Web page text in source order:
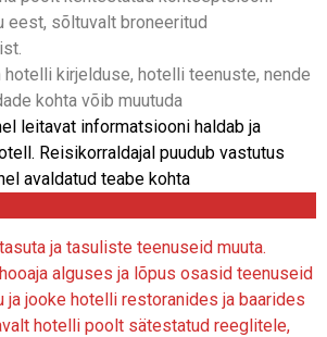
eest, sõltuvalt broneeritud
hotelli kirjelduse, hotelli teenuste, nende
kohta võib muutuda
leitavat informatsiooni haldab ja
Reisikorraldajal puudub vastutus
avaldatud teabe kohta
ja tasuliste teenuseid muuta.
alguses ja lõpus osasid teenuseid
ja jooke hotelli restoranides ja baarides
hotelli poolt sätestatud reeglitele,